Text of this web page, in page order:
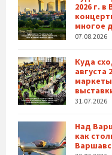
2026 г.
многое
07.08.2026
Куда
августа
31.07.2026
Над
как